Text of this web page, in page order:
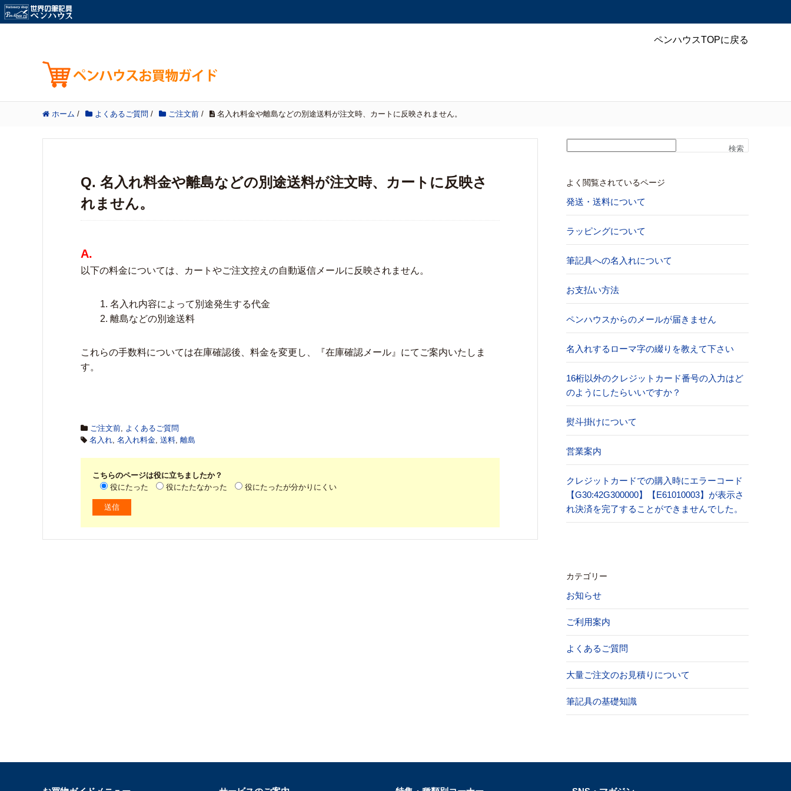
ペンハウスTOPに戻る
ホーム / よくあるご質問 / ご注文前 / 名入れ料金や離島などの別途送料が注文時、カートに反映されません。
Q. 名入れ料金や離島などの別途送料が注文時、カートに反映さ
れません。
A.
以下の料金については、カートやご注文控えの自動返信メールに反映されません。
名入れ内容によって別途発生する代金
離島などの別途送料
これらの手数料については在庫確認後、料金を変更し、『在庫確認メール』にてご案内いたしま
す。
ご注文前, よくあるご質問
名入れ, 名入れ料金, 送料, 離島
こちらのページは役に立ちましたか？
役にたった
役にたたなかった 役にたったが分かりにくい
検索
よく閲覧されているページ
発送・送料について
ラッピングについて
筆記具への名入れについて
お支払い方法
ペンハウスからのメールが届きません
名入れするローマ字の綴りを教えて下さい
16桁以外のクレジットカード番号の入力はど
のようにしたらいいですか？
熨斗掛けについて
営業案内
クレジットカードでの購入時にエラーコード
【G30:42G300000】【E61010003】が表示さ
れ決済を完了することができませんでした。
カテゴリー
お知らせ
ご利用案内
よくあるご質問
大量ご注文のお見積りについて
筆記具の基礎知識